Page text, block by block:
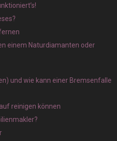
einem Naturdiamanten oder
und wie kann einer Bremsenfalle
reinigen können